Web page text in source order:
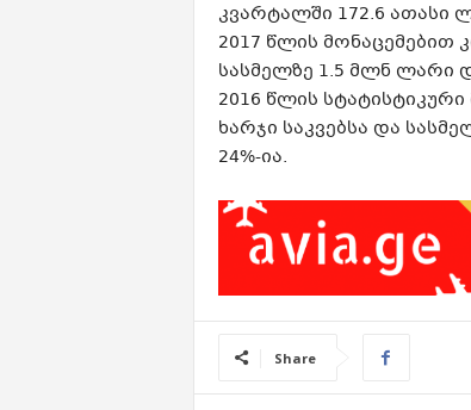
კვარტალში 172.6 ათასი
2017 წლის მონაცემებით
სასმელზე 1.5 მლნ ლარი
2016 წლის
ხარჯი საკვებსა და
24%-ია.
Share